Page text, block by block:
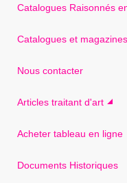
Catalogues Raisonnés
Catalogues et magazines
Nous contacter
Articles traitant d'art
Acheter tableau en ligne
Documents Historiques